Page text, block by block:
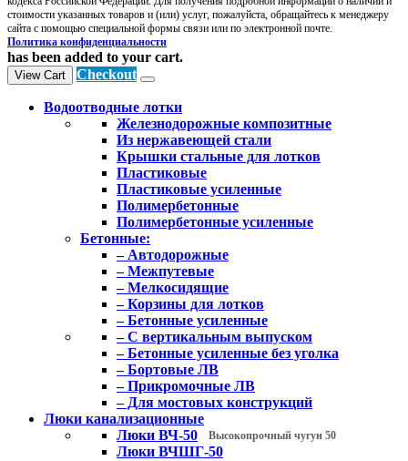
стоимости указанных товаров и (или) услуг, пожалуйста, обращайтесь к менеджеру
сайта с помощью специальной формы связи или по электронной почте.
Политика конфиденциальности
has been added to your cart.
View Cart Checkout
Водоотводные лотки
Железнодорожные композитные
Из нержавеющей стали
Крышки стальные для лотков
Пластиковые
Пластиковые усиленные
Полимербетонные
Полимербетонные усиленные
Бетонные:
– Автодорожные
– Межпутевые
– Мелкосидящие
– Корзины для лотков
– Бетонные усиленные
– С вертикальным выпуском
– Бетонные усиленные без уголка
– Бортовые ЛВ
– Прикромочные ЛВ
– Для мостовых конструкций
Люки канализационные
Люки ВЧ-50
Высокопрочный чугун 50
Люки ВЧШГ-50